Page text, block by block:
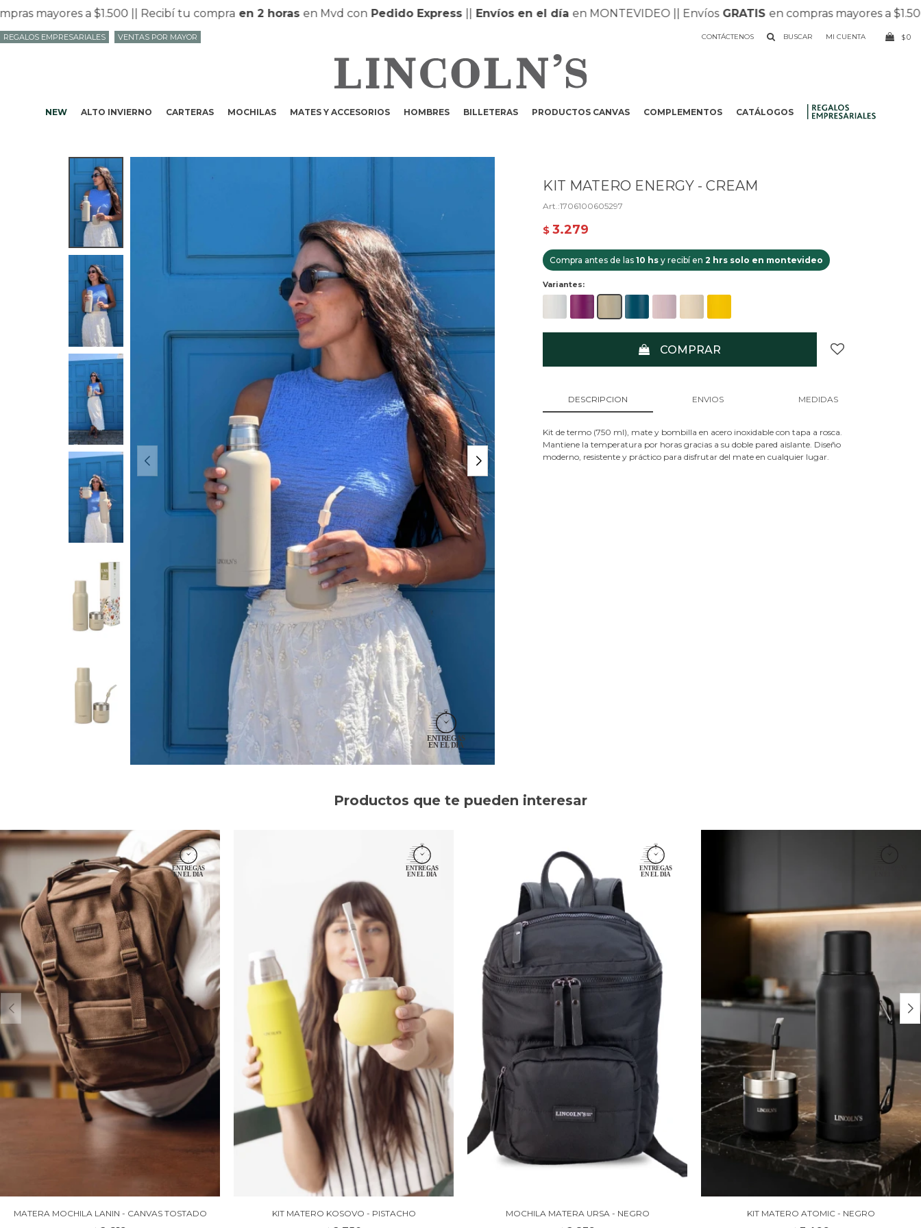
mayores a $1.500 || Recibí tu compraen 2 horasen Mvd conPedido Express||Envíos en el díaen MONTEVIDEO || EnvíosGRATISen compras mayores a $1.500 ||
NEW ALTO INVIERNO CARTERAS MOCHILAS MATES Y ACCESORIOS HOMBRES BILLETERAS PRODUCTOS CANVAS COMPLEMENTOS CATÁLOGOS
CONTÁCTENOS $0
REGALOS EMPRESARIALES VENTAS POR MAYOR
KIT MATERO ENERGY - CREAM
1706100605297
$ 3.279
Compra antes de las 10 hs y recibí en 2 hrs solo en montevideo
Variantes:
COMPRAR
DESCRIPCION ENVIOS MEDIDAS
Kit de termo (750 ml), mate y bombilla en acero inoxidable con tapa a rosca.
Mantiene la temperatura por horas gracias a su doble pared aislante. Diseño
moderno, resistente y práctico para disfrutar del mate en cualquier lugar.
Productos que te pueden interesar
MATERA MOCHILA LANIN - CANVAS TOSTADO KIT MATERO KOSOVO - PISTACHO MOCHILA MATERA URSA - NEGRO KIT MATERO ATOMIC - NEGRO